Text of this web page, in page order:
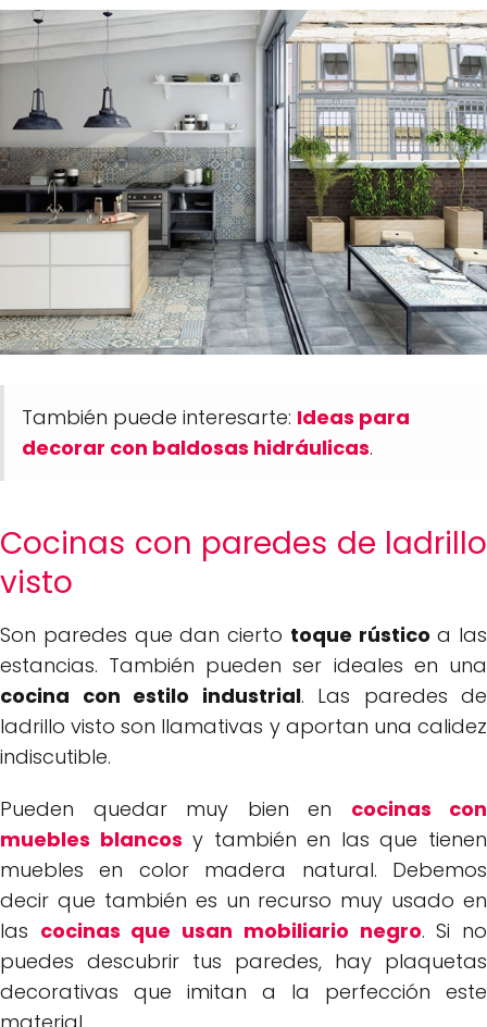
También puede interesarte: Ideas para
decorar con baldosas hidráulicas.
Cocinas con paredes de ladrillo
visto
Son paredes que dan cierto toque rústico a las
estancias. También pueden ser ideales en una
cocina con estilo industrial. Las paredes de
ladrillo visto son llamativas y aportan una calidez
indiscutible.
Pueden quedar muy bien en cocinas con
muebles blancos y también en las que tienen
muebles en color madera natural. Debemos
decir que también es un recurso muy usado en
las cocinas que usan mobiliario negro. Si no
puedes descubrir tus paredes, hay plaquetas
decorativas que imitan a la perfección este